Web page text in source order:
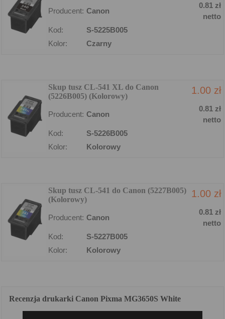
Producent: Canon
0.81 zł
netto
Kod:
S-5225B005
Kolor:
Czarny
Skup tusz CL-541 XL do Canon
(5226B005) (Kolorowy)
1.00 zł
Producent: Canon
0.81 zł
netto
Kod:
S-5226B005
Kolor:
Kolorowy
Skup tusz CL-541 do Canon (5227B005)
(Kolorowy)
1.00 zł
Producent: Canon
0.81 zł
netto
Kod:
S-5227B005
Kolor:
Kolorowy
Recenzja drukarki Canon Pixma MG3650S White